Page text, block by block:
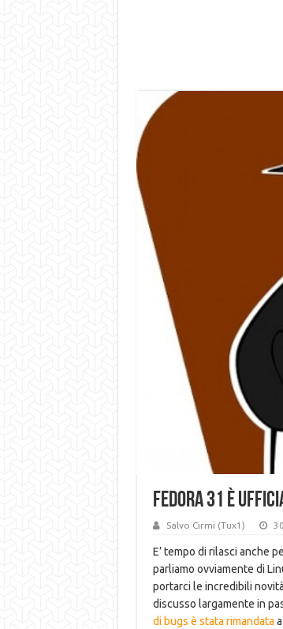
Fedora 31 è
Salvo Cirmi (Tux1)
E’ tempo di rilasci anche
parliamo ovviamente di
portarci le incredibili
discusso largamente in
di bugs è stata rimandata